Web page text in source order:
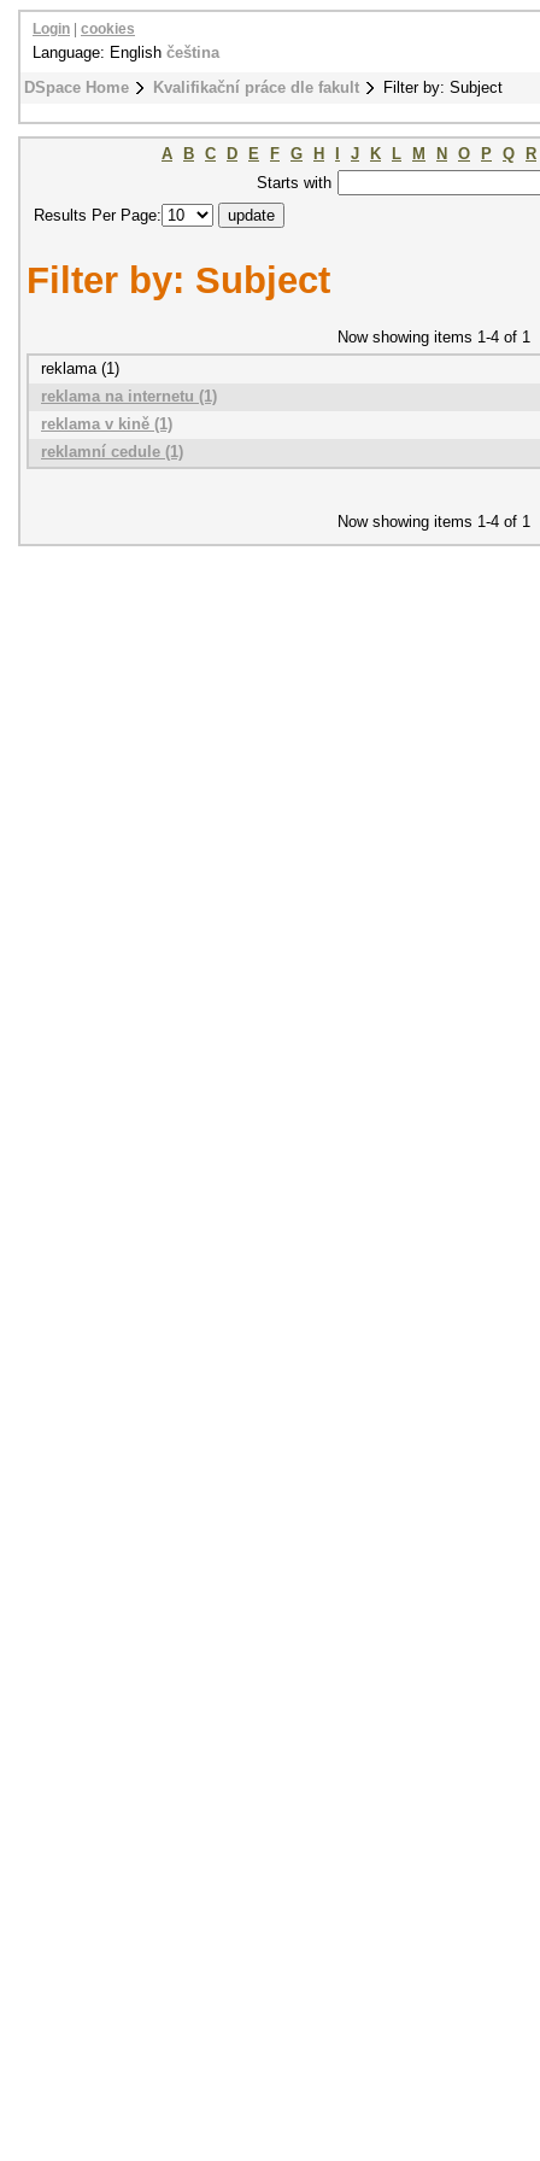
DSpace Home Kvalifikační práce dle fakult Filter by: Subject
Login cookies
Language: English čeština
A B C D E F G H J K L M N O P Q
R
Starts with
Results Per Page:
Filter by: Subject
Now showing items 1-4 of 1
reklama (1)
reklama na internetu (1)
reklama v kině (1)
reklamní cedule (1)
Now showing items 1-4 of 1